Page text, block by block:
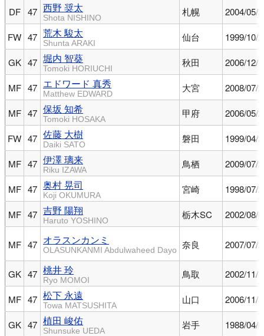
DF 47 西野 奨太
Shota NISHINO 札幌 2004/05/
FW 47 荒木 駿太
Shunta ARAKI 仙台 1999/10/
GK 47 堀内 智葵
Tomoki HORIUCHI 秋田 2006/12/
MF 47 エドワード 真秀
Matthew EDWARD 大宮 2008/07/
MF 47 保坂 知希
Tomoki HOSAKA 甲府 2006/05/
FW 47 佐藤 大樹
Daiki SATO 磐田 1999/04/
MF 47 伊澤 璃来
Riku IZAWA 鳥栖 2009/07/
MF 47 奥村 晃司
Koji OKUMURA 宮崎 1998/07/
MF 47 吉野 陽翔
Haruto YOSHINO 栃木SC 2002/08/
MF 47 オラスンカンミ
OLASUNKANMI Abdulwaheed Dayo 奈良 2007/07/
GK 47 桃井 玲
Ryo MOMOI 鳥取 2002/11/
MF 47 松下 永遠
Towa MATSUSHITA 山口 2006/11/
GK 47 植田 峻佑
Shunsuke UEDA 岩手 1988/04/